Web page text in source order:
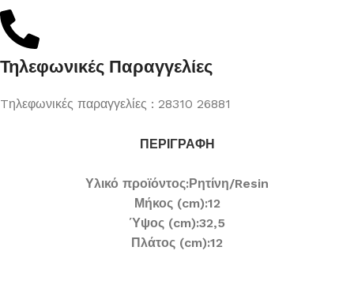
Τηλεφωνικές Παραγγελίες
Tηλεφωνικές παραγγελίες : 28310 26881
ΠΕΡΙΓΡΑΦΉ
Υλικό προϊόντος:Ρητίνη/Resin
Μήκος (cm):12
Ύψος (cm):32,5
Πλάτος (cm):12